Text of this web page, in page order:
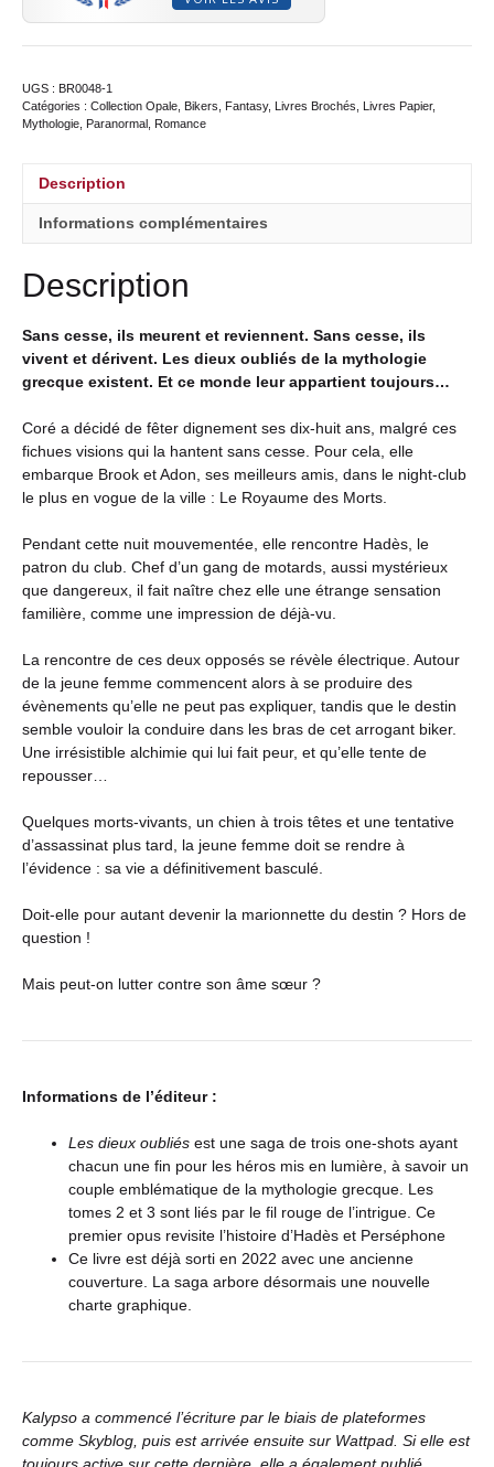
UGS : BR0048-1
Catégories : Collection Opale Bikers Fantasy, Livres Brochés Livres Papier,
Mythologie
Paranormal Romance
Description
Informations complémentaires
Description
Sans cesse, ils meurent et reviennent. Sans cesse, ils
vivent et dérivent. Les dieux oubliés de la mythologie
grecque existent. Et ce monde leur appartient toujours…
Coré a décidé de fêter dignement ses dix-huit ans, malgré ces
fichues visions qui la hantent sans cesse. Pour cela, elle
embarque Brook et Adon, ses meilleurs amis, dans le night-club
le plus en vogue de la ville : Le Royaume des Morts.
Pendant cette nuit mouvementée, elle rencontre Hadès, le
patron du club. Chef d’un gang de motards, aussi mystérieux
que dangereux, il fait naître chez elle une étrange sensation
familière, comme une impression de déjà-vu.
La rencontre de ces deux opposés se révèle électrique. Autour
de la jeune femme commencent alors à se produire des
évènements qu’elle ne peut pas expliquer, tandis que le destin
semble vouloir la conduire dans les bras de cet arrogant biker.
Une irrésistible alchimie qui lui fait peur, et qu’elle tente de
repousser…
Quelques morts-vivants, un chien à trois têtes et une tentative
d’assassinat plus tard, la jeune femme doit se rendre à
l’évidence : sa vie a définitivement basculé.
Doit-elle pour autant devenir la marionnette du destin ? Hors de
question !
Mais peut-on lutter contre son âme sœur ?
Informations de l’éditeur :
Les dieux oubliés est une saga de trois one-shots ayant
chacun une fin pour les héros mis en lumière, à savoir un
couple emblématique de la mythologie grecque. Les
tomes 2 et 3 sont liés par le fil rouge de l’intrigue. Ce
premier opus revisite l’histoire d’Hadès et Perséphone
Ce livre est déjà sorti en 2022 avec une ancienne
couverture. La saga arbore désormais une nouvelle
charte graphique.
Kalypso a commencé l’écriture par le biais de plateformes
comme Skyblog, puis est arrivée ensuite sur Wattpad. Si elle est